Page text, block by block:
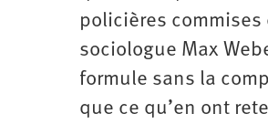
policières
sociologue Max
formule sans la
que ce qu’en ont